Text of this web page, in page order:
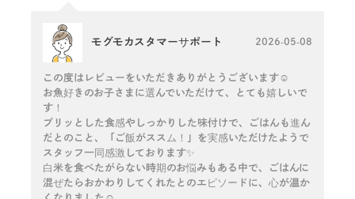
モグモカスタマーサポート 2026-05-08
この度はレビューをいただきありがとうございます☺️
お魚好きのお子さまに選んでいただけて、とても嬉しいで
す！
プリッとした食感やしっかりした味付けで、ごはんも進ん
だとのこと、「ご飯がススム！」を実感いただけたようで
スタッフ一同感激しております✨
白米を食べたがらない時期のお悩みもある中で、ごはんに
混ぜたらおかわりしてくれたとのエピソードに、心が温か